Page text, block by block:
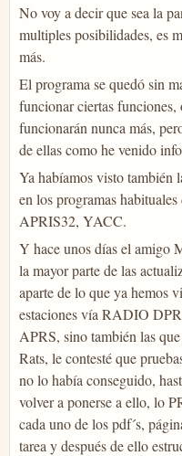
No voy a decir que sea la
multiples posibilidades, es
más.
El programa se quedó sin
funcionar ciertas
funcionarán nunca más,
de ellas como he venido
Ya habíamos visto
en los programas
APRIS32, YACC.
Y hace unos días el amigo
la mayor parte de las
aparte de lo que ya hemos
estaciones vía RADIO
APRS, sino también las
Rats, le contesté que
no lo había conseguido,
volver a ponerse a ello, lo
cada uno de los pdf´s,
tarea y después de ello